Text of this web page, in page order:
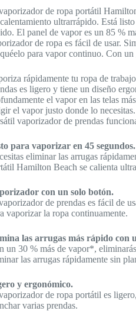
de ropa portátil
ultrarrápido. Está
El panel de vapor es un 85 %
de ropa es fácil de usar.
para vapor continuo. Con un
rápidamente tu ropa de
es ligero y tiene un diseño
el vapor en las telas
el vapor justo donde lo
vaporizador de prendas
para vaporizar en 45 segundos.
eliminar las arrugas
Hamilton Beach se calienta
con un solo botón.
de prendas es fácil de
vaporizar la ropa continuamente.
las arrugas más rápido con
un 30 % más de vapor*,
las arrugas rápidamente sin
y ergonómico.
de ropa portátil es
varias prendas.